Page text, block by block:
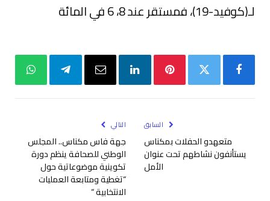
لـ(كوفيد-19)، فمستقر عند 8، 6 في المائة
السابق
متعهدو الحفلات بمكناس
يستأنفون نشاطهم تحت عنوان
الأمل
التالي
جهة فاس مكناس.. المجلس
الوطني للصحافة ينظم دورة
تكوينية موضوعاتية حول
“تغطية ومتابعة العمليات
الانتخابية “